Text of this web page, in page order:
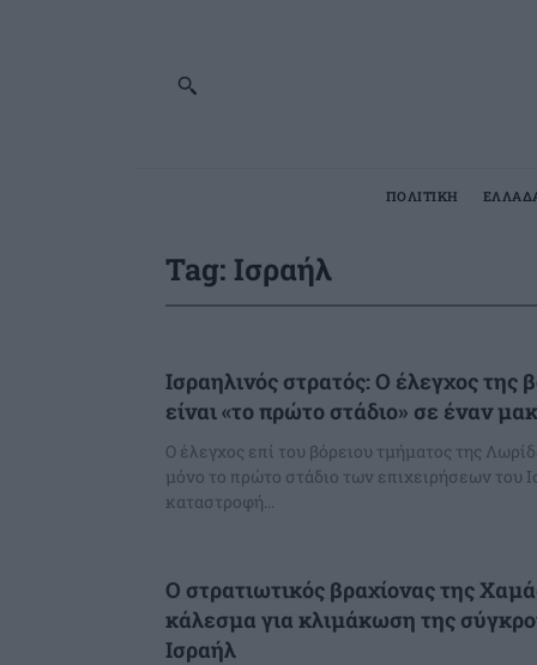
ΠΟΛΙΤΙΚΗ
Tag: Ισραήλ
Ισραηλινός στρατός: Ο έλεγχος της
είναι «το πρώτο στάδιο» σε έναν
Ο έλεγχος επί του βόρειου τμήματος της
μόνο το πρώτο στάδιο των επιχειρήσεων του
καταστροφή...
Ο στρατιωτικός βραχίονας της
κάλεσμα για κλιμάκωση της
Ισραήλ